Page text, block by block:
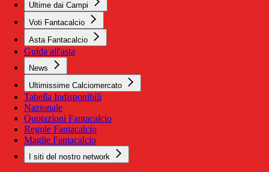
Ultime dai Campi
Voti Fantacalcio
Asta Fantacalcio
Guida all'asta
News
Ultimissime Calciomercato
Tabella Indisponibili
Nazionale
Quotazioni Fantacalcio
Regole Fantacalcio
Maglie Fantacalcio
I siti del nostro network